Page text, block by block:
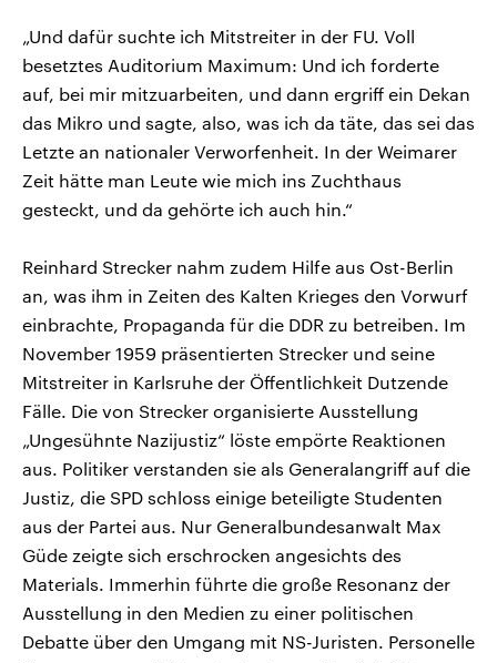
„Und dafür suchte ich Mitstreiter in der FU. Voll
besetztes Auditorium Maximum: Und ich forderte
auf, bei mir mitzuarbeiten, und dann ergriff ein Dekan
das Mikro und sagte, also, was ich da täte, das sei das
Letzte an nationaler Verworfenheit. In der Weimarer
Zeit hätte man Leute wie mich ins Zuchthaus
gesteckt, und da gehörte ich auch hin.“
Reinhard Strecker nahm zudem Hilfe aus Ost-Berlin
an, was ihm in Zeiten des Kalten Krieges den Vorwurf
einbrachte, Propaganda für die DDR zu betreiben. Im
November 1959 präsentierten Strecker und seine
Mitstreiter in Karlsruhe der Öffentlichkeit Dutzende
Fälle. Die von Strecker organisierte Ausstellung
„Ungesühnte Nazijustiz“ löste empörte Reaktionen
aus. Politiker verstanden sie als Generalangriff auf die
Justiz, die SPD schloss einige beteiligte Studenten
aus der Partei aus. Nur Generalbundesanwalt Max
Güde zeigte sich erschrocken angesichts des
Materials. Immerhin führte die große Resonanz der
Ausstellung in den Medien zu einer politischen
Debatte über den Umgang mit NS-Juristen. Personelle